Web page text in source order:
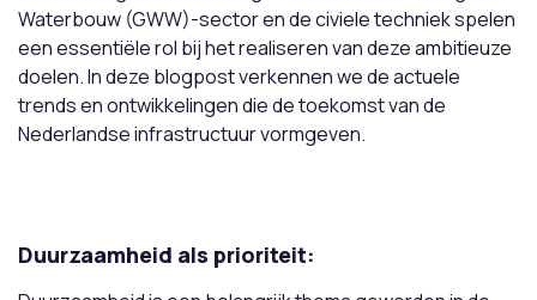
Waterbouw (GWW)-sector en de civiele techniek spelen
een essentiële rol bij het realiseren van deze ambitieuze
doelen. In deze blogpost verkennen we de actuele
trends en ontwikkelingen die de toekomst van de
Nederlandse infrastructuur vormgeven.
Duurzaamheid als prioriteit: